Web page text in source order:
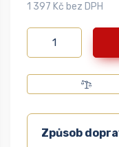
1 397 Kč bez DPH
Způsob